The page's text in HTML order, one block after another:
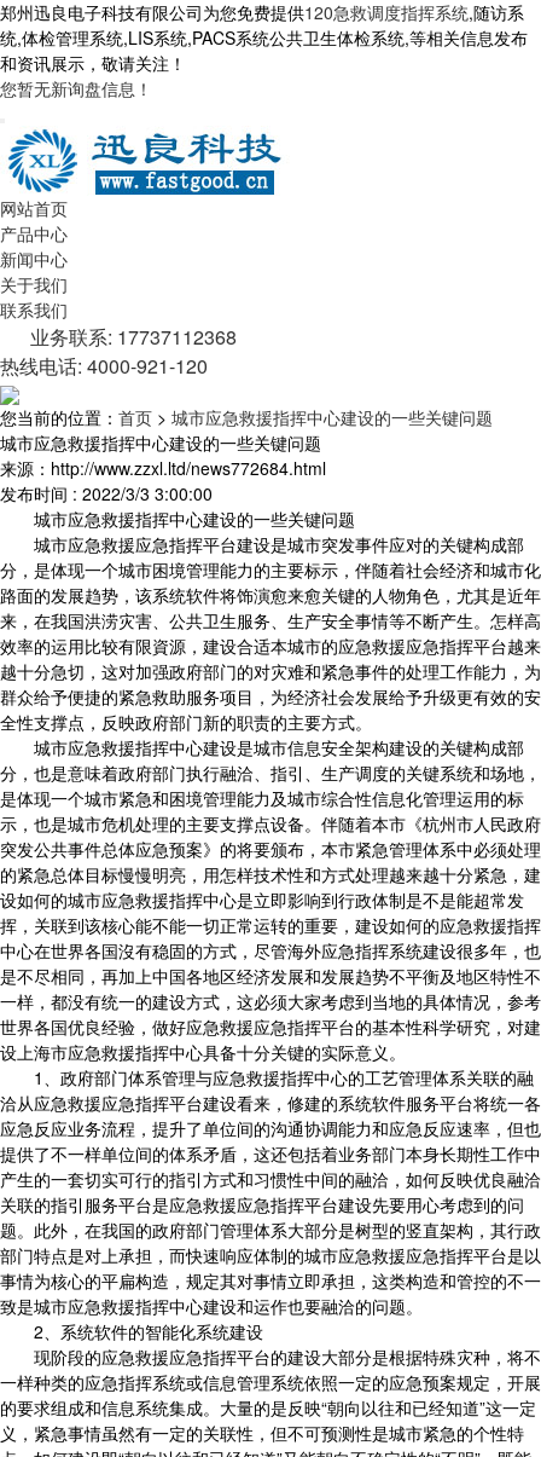
郑州迅良电子科技有限公司为您免费提供120急救调度指挥系统,随访系
统,体检管理系统,LIS系统,PACS系统公共卫生体检系统,等相关信息发布
和资讯展示，敬请关注！
您暂无新询盘信息！
网站首页
产品中心
新闻中心
关于我们
联系我们
业务联系: 17737112368
热线电话: 4000-921-120
您当前的位置： 首页 > 城市应急救援指挥中心建设的一些关键问题
城市应急救援指挥中心建设的一些关键问题
来源：http://www.zzxl.ltd/news772684.html
发布时间 : 2022/3/3 3:00:00
城市应急救援指挥中心建设的一些关键问题
城市应急救援应急指挥平台建设是城市突发事件应对的关键构成部
分，是体现一个城市困境管理能力的主要标示，伴随着社会经济和城市化
路面的发展趋势，该系统软件将饰演愈来愈关键的人物角色，尤其是近年
来，在我国洪涝灾害、公共卫生服务、生产安全事情等不断产生。怎样高
效率的运用比较有限資源，建设合适本城市的应急救援应急指挥平台越来
越十分急切，这对加强政府部门的对灾难和紧急事件的处理工作能力，为
群众给予便捷的紧急救助服务项目，为经济社会发展给予升级更有效的安
全性支撑点，反映政府部门新的职责的主要方式。
城市应急救援指挥中心建设是城市信息安全架构建设的关键构成部
分，也是意味着政府部门执行融洽、指引、生产调度的关键系统和场地，
是体现一个城市紧急和困境管理能力及城市综合性信息化管理运用的标
示，也是城市危机处理的主要支撑点设备。伴随着本市《杭州市人民政府
突发公共事件总体应急预案》的将要颁布，本市紧急管理体系中必须处理
的紧急总体目标慢慢明亮，用怎样技术性和方式处理越来越十分紧急，建
设如何的城市应急救援指挥中心是立即影响到行政体制是不是能超常发
挥，关联到该核心能不能一切正常运转的重要，建设如何的应急救援指挥
中心在世界各国沒有稳固的方式，尽管海外应急指挥系统建设很多年，也
是不尽相同，再加上中国各地区经济发展和发展趋势不平衡及地区特性不
一样，都没有统一的建设方式，这必须大家考虑到当地的具体情况，参考
世界各国优良经验，做好应急救援应急指挥平台的基本性科学研究，对建
设上海市应急救援指挥中心具备十分关键的实际意义。
1、政府部门体系管理与应急救援指挥中心的工艺管理体系关联的融
洽从应急救援应急指挥平台建设看来，修建的系统软件服务平台将统一各
应急反应业务流程，提升了单位间的沟通协调能力和应急反应速率，但也
提供了不一样单位间的体系矛盾，这还包括着业务部门本身长期性工作中
产生的一套切实可行的指引方式和习惯性中间的融洽，如何反映优良融洽
关联的指引服务平台是应急救援应急指挥平台建设先要用心考虑到的问
题。此外，在我国的政府部门管理体系大部分是树型的竖直架构，其行政
部门特点是对上承担，而快速响应体制的城市应急救援应急指挥平台是以
事情为核心的平扁构造，规定其对事情立即承担，这类构造和管控的不一
致是城市应急救援指挥中心建设和运作也要融洽的问题。
2、系统软件的智能化系统建设
现阶段的应急救援应急指挥平台的建设大部分是根据特殊灾种，将不
一样种类的应急指挥系统或信息管理系统依照一定的应急预案规定，开展
的要求组成和信息系统集成。大量的是反映“朝向以往和已经知道”这一定
义，紧急事情虽然有一定的关联性，但不可预测性是城市紧急的个性特